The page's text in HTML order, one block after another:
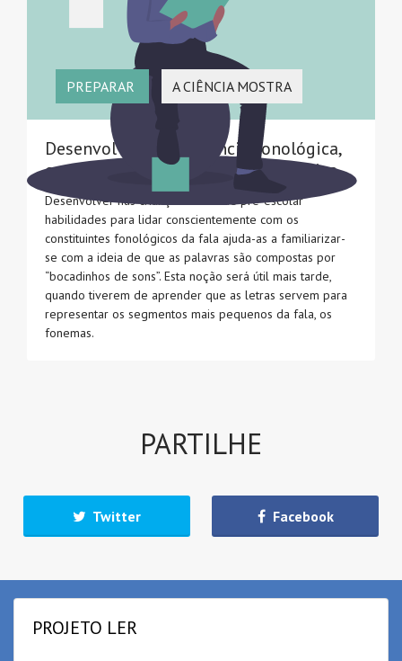
PREPARAR A CIÊNCIA MOSTRA
Desenvolver a consciência fonológica,
em particular a consciência fonémica
Desenvolver nas crianças em idade pré-escolar
habilidades para lidar conscientemente com os
constituintes fonológicos da fala ajuda-as a familiarizar-
se com a ideia de que as palavras são compostas por
“bocadinhos de sons”. Esta noção será útil mais tarde,
quando tiverem de aprender que as letras servem para
representar os segmentos mais pequenos da fala, os
fonemas.
PARTILHE
Twitter Facebook
PROJETO LER